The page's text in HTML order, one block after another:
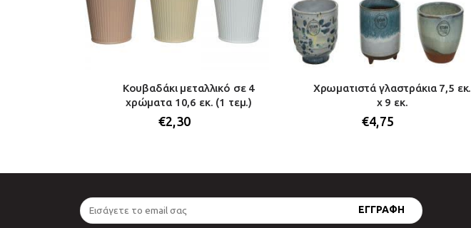
Κουβαδάκι μεταλλικό σε 4
χρώματα 10,6 εκ. (1 τεμ.)
€2,30
Χρωματιστά γλαστράκια 7,5 εκ.
x 9 εκ.
€4,75